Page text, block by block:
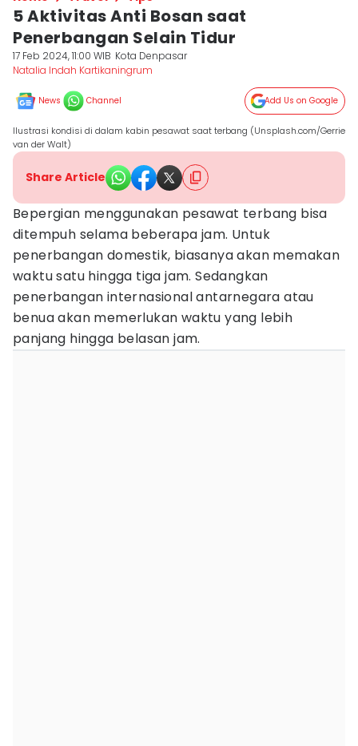
5 Aktivitas Anti Bosan saat
Penerbangan Selain Tidur
17 Feb 2024, 11:00 WIB Kota Denpasar
Natalia Indah Kartikaningrum
News Channel Add Us on Google
Ilustrasi kondisi di dalam kabin pesawat saat terbang (Unsplash.com/Gerrie
van der Walt)
Share Article
Bepergian menggunakan pesawat terbang bisa
ditempuh selama beberapa jam. Untuk
penerbangan domestik, biasanya akan memakan
waktu satu hingga tiga jam. Sedangkan
penerbangan internasional antarnegara atau
benua akan memerlukan waktu yang lebih
panjang hingga belasan jam.